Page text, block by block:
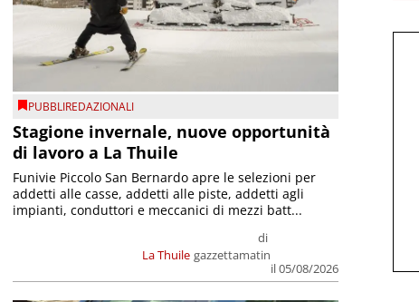
PUBBLIREDAZIONALI
Stagione invernale, nuove opportunità
di lavoro a La Thuile
La Thuile
di
gazzettamatin
il 05/08/2026
Funivie Piccolo San Bernardo apre le selezioni per
addetti alle casse, addetti alle piste, addetti agli
impianti, conduttori e meccanici di mezzi batt...